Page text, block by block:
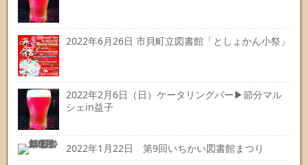
2022年6月26日 市貝町立図書館「としょかん小祭」
2022年2月6日（日）ケータリングバー▶節分マル
シェin益子
2022年1月22日 第9回いちかい図書館まつり